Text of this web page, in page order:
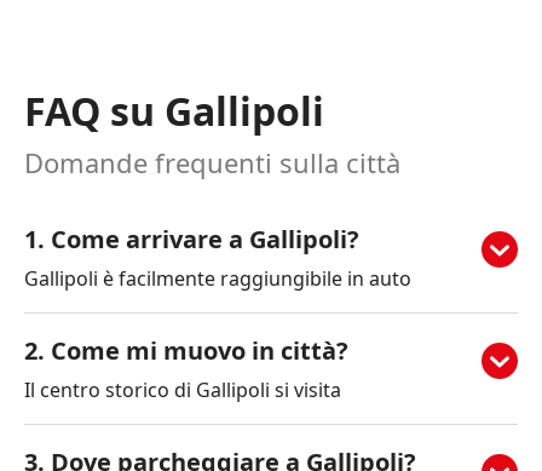
FAQ su Gallipoli
Domande frequenti sulla città
1. Come arrivare a Gallipoli?
Gallipoli è facilmente raggiungibile in auto
attraverso la SS101 Lecce–Gallipoli. Chi viaggia in
treno può arrivare a Lecce con le principali linee
Ferrovie del Sud Est. L’aeroporto di riferimento è
2. Come mi muovo in città?
Il centro storico di Gallipoli si visita
comodamente a piedi, così come il lungomare e
le principali attrazioni. Per raggiungere le
3. Dove parcheggiare a Gallipoli?